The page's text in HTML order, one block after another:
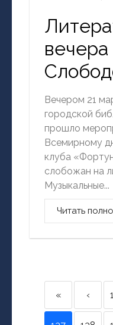
вечера
Вечером 21
городской
прошло
Всемирному
клуба
слобожан на
Музыкальные...
Читать
« ‹